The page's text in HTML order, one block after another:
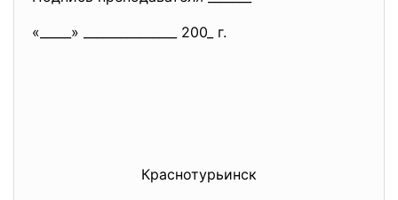
«_____» _______________ 200_ г.
Краснотурьинск